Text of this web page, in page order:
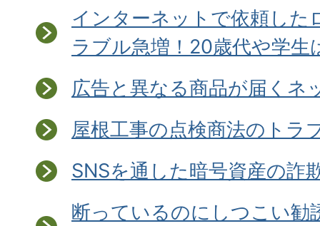
インターネットで依頼した
ラブル急増！20歳代や学生
広告と異なる商品が届くネ
屋根工事の点検商法のトラ
SNSを通した暗号資産の詐
断っているのにしつこい勧